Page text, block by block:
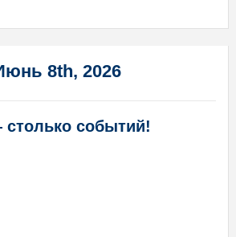
8th, 2026
событий!